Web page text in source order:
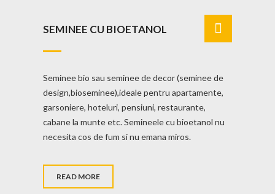
SEMINEE CU BIOETANOL
Seminee bio sau seminee de decor (seminee de
design,bioseminee),ideale pentru apartamente,
garsoniere, hoteluri, pensiuni, restaurante,
cabane la munte etc. Semineele cu bioetanol nu
necesita cos de fum si nu emana miros.
READ MORE